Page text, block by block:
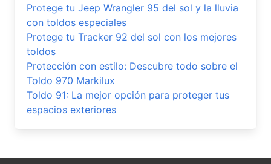
Protege tu Jeep Wrangler 95 del sol y la lluvia
con toldos especiales
Protege tu Tracker 92 del sol con los mejores
toldos
Protección con estilo: Descubre todo sobre el
Toldo 970 Markilux
Toldo 91: La mejor opción para proteger tus
espacios exteriores